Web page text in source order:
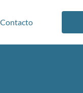
Contacto